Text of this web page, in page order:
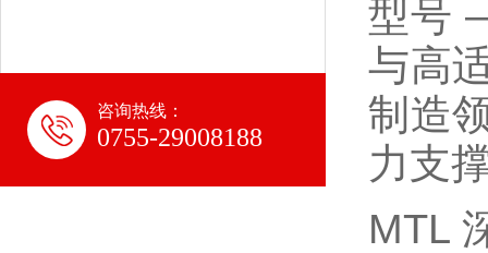
咨询热线：
0755-29008188
型号
与高
制造
力支
MTL